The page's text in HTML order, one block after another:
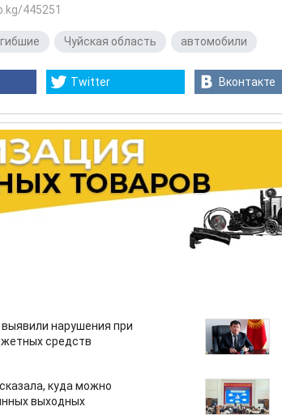
445251
Чуйская область автомобили
Twitter Вконтакте
нарушения при
средств
куда можно
выходных